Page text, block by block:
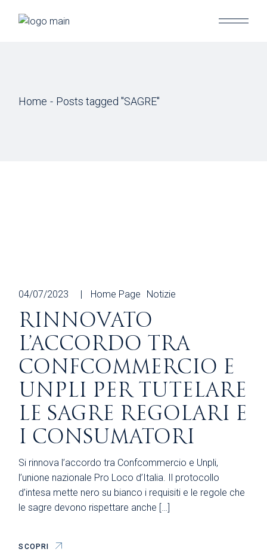
Home Posts tagged "SAGRE"
04/07/2023 Home Page Notizie
RINNOVATO
L’ACCORDO TRA
CONFCOMMERCIO E
UNPLI PER TUTELARE
LE SAGRE REGOLARI E
I CONSUMATORI
Si rinnova l’accordo tra Confcommercio e Unpli,
l’unione nazionale Pro Loco d’Italia. Il protocollo
d’intesa mette nero su bianco i requisiti e le regole che
le sagre devono rispettare anche […]
SCOPRI